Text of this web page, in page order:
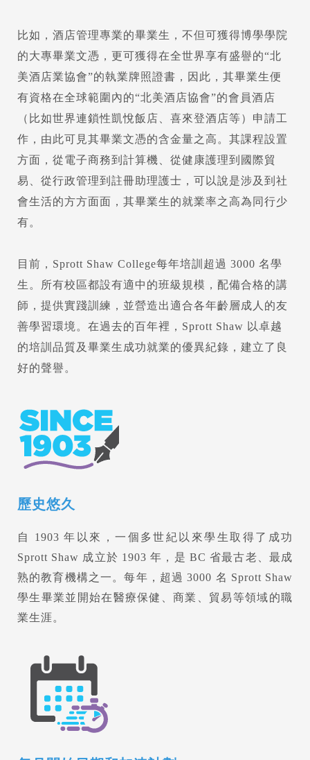
比如，酒店管理專業的畢業生，不但可獲得博學學院
的大專畢業文憑，更可獲得在全世界享有盛譽的“北
美酒店業協會”的執業牌照證書，因此，其畢業生便
有資格在全球範圍內的“北美酒店協會”的會員酒店
（比如世界連鎖性凱悅飯店、喜來登酒店等）申請工
作，由此可見其畢業文憑的含金量之高。其課程設置
方面，從電子商務到計算機、從健康護理到國際貿
易、從行政管理到註冊助理護士，可以說是涉及到社
會生活的方方面面，其畢業生的就業率之高為同行少
有。
目前，Sprott Shaw College每年培訓超過 3000 名學
生。所有校區都設有適中的班級規模，配備合格的講
師，提供實踐訓練，並營造出適合各年齡層成人的友
善學習環境。在過去的百年裡，Sprott Shaw 以卓越
的培訓品質及畢業生成功就業的優異紀錄，建立了良
好的聲譽。
歷史悠久
自 1903 年以來，一個多世紀以來學生取得了成功
Sprott Shaw 成立於 1903 年，是 BC 省最古老、最成
熟的教育機構之一。每年，超過 3000 名 Sprott Shaw
學生畢業並開始在醫療保健、商業、貿易等領域的職
業生涯。